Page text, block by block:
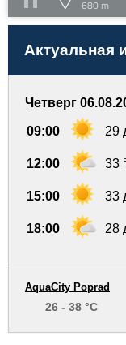
680 m
Актуальная
Четверг
09:00 29
12:00 33
15:00 33
18:00 28
AquaCity Poprad
26 - 38 °C